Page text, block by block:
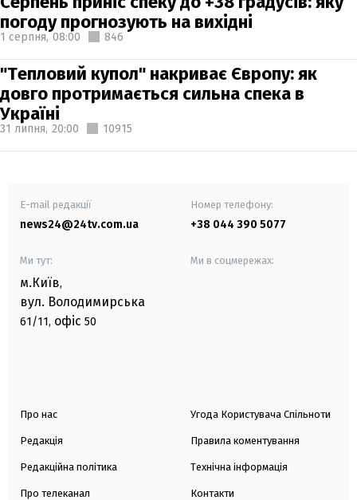
погоду прогнозують на вихідні
1 серпня, 08:00 846
"Тепловий купол" накриває Європу: як
довго протримається сильна спека в
Україні
31 липня, 20:00 10915
E-mail редакції
news24@24tv.com.ua
Номер телефону:
+38 044 390 5077
Ми тут:
м.Київ,
вул. Володимирська
61/11, офіс 50
Ми в соцмережах:
Про нас
Редакція
Редакційна політика
Про телеканал
Угода Користувача Спільноти
Правила коментування
Технічна інформація
Контакти